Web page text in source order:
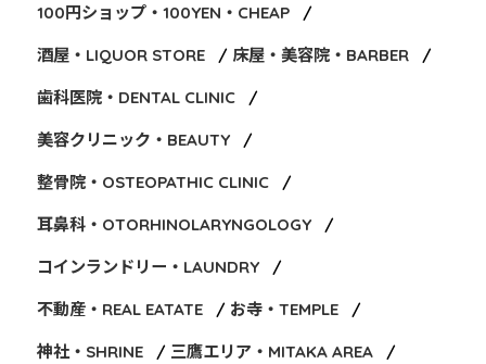
100円ショップ・100YEN・CHEAP
酒屋・LIQUOR STORE 床屋・美容院・BARBER
歯科医院・DENTAL CLINIC
美容クリニック・BEAUTY
整骨院・OSTEOPATHIC CLINIC
耳鼻科・OTORHINOLARYNGOLOGY
コインランドリー・LAUNDRY
不動産・REAL EATATE お寺・TEMPLE
神社・SHRINE 三鷹エリア・MITAKA AREA